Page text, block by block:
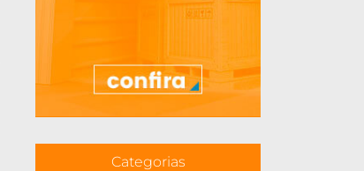
Categorias